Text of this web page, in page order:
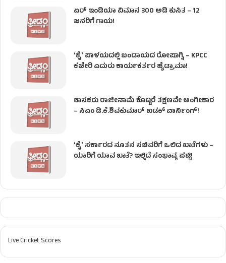
ಏರ್ ಇಂಡಿಯಾ ವಿಮಾನ 300 ಅಡಿ ಕುಸಿತ – 12
ಜನರಿಗೆ ಗಾಯ!
ʻಕೈʼ​ ಪಾಳಯದಲ್ಲಿ ಬಂಡಾಯದ ರೋಷಾಗ್ನಿ – KPCC
ಕಚೇರಿ ಎದುರು ಕಾರ್ಯಕರ್ತರ ಹೈಡ್ರಾಮಾ!
ಶಾಸಕರು ರಾಜೀನಾಮೆ ಕೊಟ್ಟರೆ ತಕ್ಷಣವೇ ಅಂಗೀಕಾರ
– ಸಿಎಂ ಡಿ.ಕೆ.ಶಿವಕುಮಾರ್ ಖಡಕ್ ವಾರ್ನಿಂಗ್!
ʻಕೈʼ ಸರ್ಕಾರದ ನೂತನ ಸಚಿವರಿಗೆ ಒಲಿದ ಖಾತೆಗಳು –
ಯಾರಿಗೆ ಯಾವ ಖಾತೆ? ಇಲ್ಲಿದೆ ಸಂಭಾವ್ಯ ಪಟ್ಟಿ!
Live Cricket Scores